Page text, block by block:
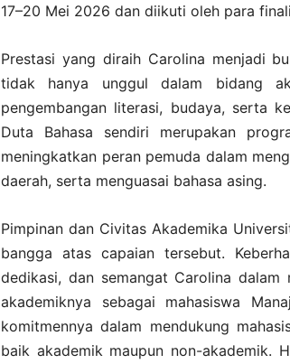
17–20 Mei 2026 dan diikuti oleh para
Prestasi yang diraih Carolina menjadi
tidak hanya unggul dalam bidang
pengembangan literasi, budaya, serta
Duta Bahasa sendiri merupakan
meningkatkan peran pemuda dalam
daerah, serta menguasai bahasa asing.
Pimpinan dan Civitas Akademika
bangga atas capaian tersebut.
dedikasi, dan semangat Carolina
akademiknya sebagai mahasiswa
komitmennya dalam mendukung
baik akademik maupun non-akademik.